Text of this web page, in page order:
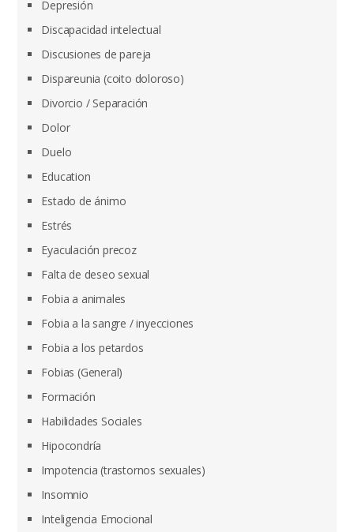
Depresión
Discapacidad intelectual
Discusiones de pareja
Dispareunia (coito doloroso)
Divorcio / Separación
Dolor
Duelo
Education
Estado de ánimo
Estrés
Eyaculación precoz
Falta de deseo sexual
Fobia a animales
Fobia a la sangre / inyecciones
Fobia a los petardos
Fobias (General)
Formación
Habilidades Sociales
Hipocondría
Impotencia (trastornos sexuales)
Insomnio
Inteligencia Emocional